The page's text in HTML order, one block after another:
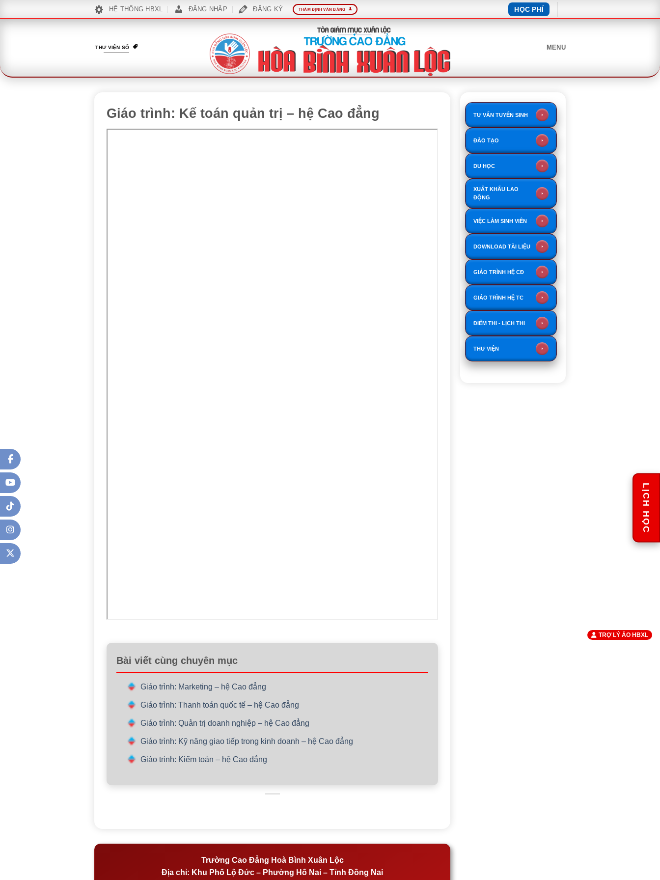
qua
HỆ THỐNG HBXL ĐĂNG NHẬP ĐĂNG KÝ THẨM ĐỊNH VĂN BẰNG HỌC PHÍ
THƯ VIỆN SỐ MENU
Giáo trình: Kế toán quản trị – hệ Cao đẳng
Bài viết cùng chuyên mục
Giáo trình: Marketing – hệ Cao đẳng
Giáo trình: Thanh toán quốc tế – hệ Cao đẳng
Giáo trình: Quản trị doanh nghiệp – hệ Cao đẳng
Giáo trình: Kỹ năng giao tiếp trong kinh doanh – hệ Cao đẳng
Giáo trình: Kiểm toán – hệ Cao đẳng
Trường Cao Đẳng Hoà Bình Xuân Lộc
Địa chỉ: Khu Phố Lộ Đức – Phường Hố Nai – Tỉnh Đồng Nai
TƯ VẤN TUYỂN SINH
ĐÀO TẠO
DU HỌC
XUẤT KHẨU LAO
ĐỘNG
VIỆC LÀM SINH VIÊN
DOWNLOAD TÀI LIỆU
GIÁO TRÌNH HỆ CĐ
GIÁO TRÌNH HỆ TC
ĐIỂM THI - LỊCH THI
THƯ VIỆN
LỊCH HỌC
TRỢ LÝ ẢO HBXL